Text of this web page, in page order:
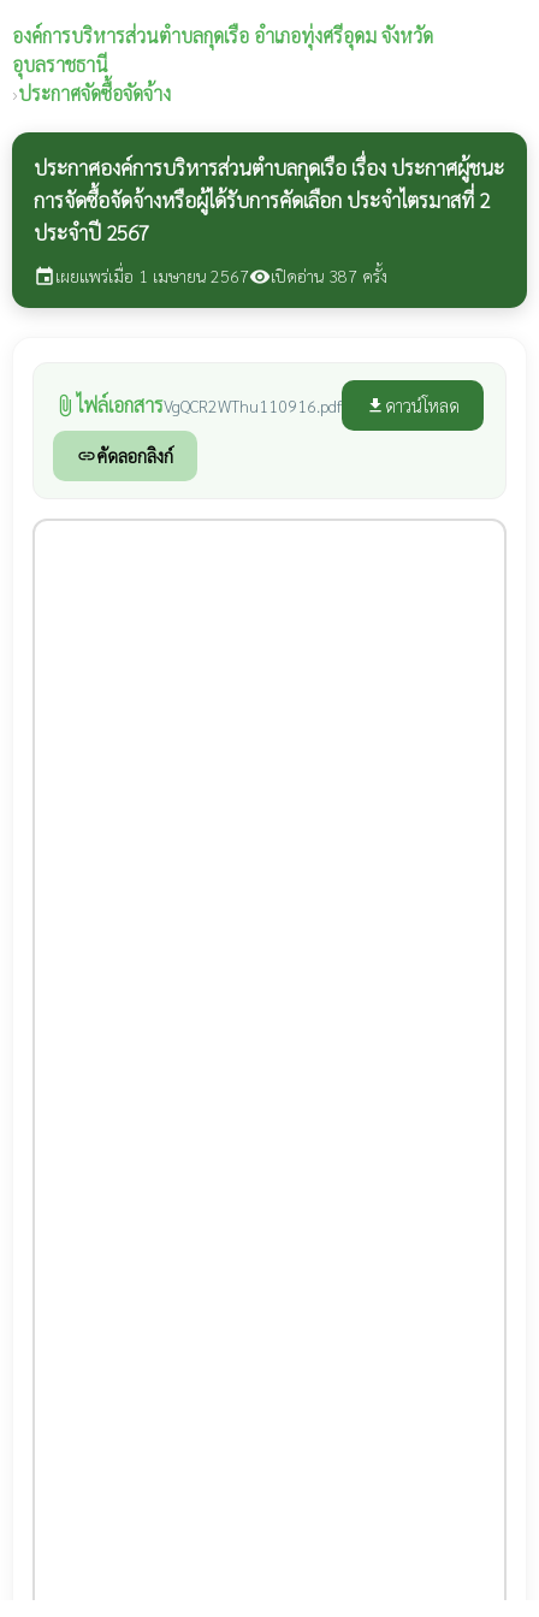
องค์การบริหารส่วนตำบลกุดเรือ อำเภอทุ่งศรีอุดม จังหวัด
อุบลราชธานี
›ประกาศจัดซื้อจัดจ้าง
ประกาศองค์การบริหารส่วนตำบลกุดเรือ เรื่อง ประกาศผู้ชนะ
การจัดซื้อจัดจ้างหรือผู้ได้รับการคัดเลือก ประจำไตรมาสที่ 2
ประจำปี 2567
eventเผยแพร่เมื่อ 1 เมษายน 2567visibilityเปิดอ่าน 387 ครั้ง
attach_file ไฟล์เอกสารVgQCR2WThu110916.pdf file_download ดาวน์โหลด
linkคัดลอกลิงก์